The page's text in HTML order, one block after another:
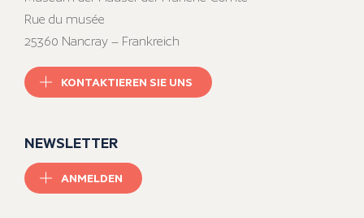
Rue du musée
25360 Nancray – Frankreich
KONTAKTIEREN SIE UNS
NEWSLETTER
ANMELDEN